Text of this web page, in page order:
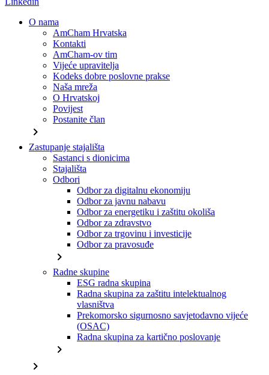
O nama
AmCham Hrvatska
Kontakti
AmCham-ov tim
Vijeće upravitelja
Kodeks dobre poslovne prakse
Naša mreža
O Hrvatskoj
Povijest
Postanite član
chevron_right
Zastupanje stajališta
Sastanci s dionicima
Stajališta
Odbori
Odbor za digitalnu ekonomiju
Odbor za javnu nabavu
Odbor za energetiku i zaštitu okoliša
Odbor za zdravstvo
Odbor za trgovinu i investicije
Odbor za pravosuđe
chevron_right
Radne skupine
ESG radna skupina
Radna skupina za zaštitu intelektualnog
vlasništva
Prekomorsko sigurnosno savjetodavno vijeće
(OSAC)
Radna skupina za kartično poslovanje
chevron_right
chevron_right